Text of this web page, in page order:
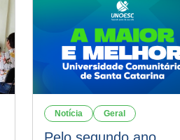
Notícia Geral